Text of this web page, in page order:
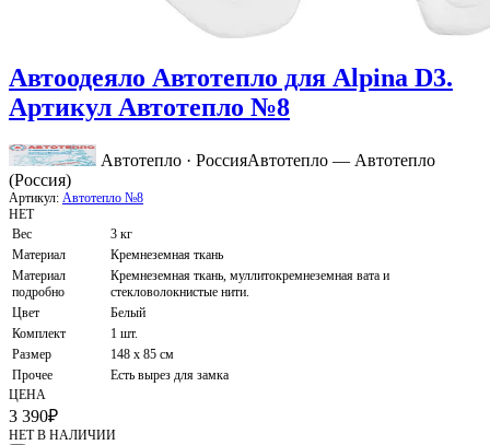
Автоодеяло Автотепло для Alpina D3.
Артикул Автотепло №8
Автотепло · РоссияАвтотепло — Автотепло
(Россия)
Артикул: Автотепло №8
НЕТ
Вес
3 кг
Материал
Кремнеземная ткань
Материал
подробно
Кремнеземная ткань, муллитокремнеземная вата и
стекловолокнистые нити.
Цвет
Белый
Комплект
1 шт.
Размер
148 х 85 см
Прочее
Есть вырез для замка
ЦЕНА
3 390₽
НЕТ В НАЛИЧИИ